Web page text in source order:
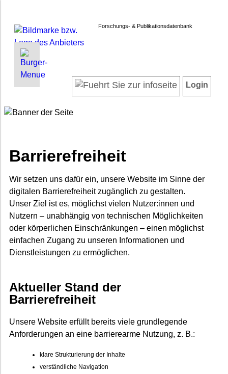
Forschungs- & Publikationsdatenbank
INFORMATIONEN | SUCHEN
Suche in Projekten
Impressum
Datenschutz
Barrierefreiheit
LOGIN
Login
Barrierefreiheit
Wir setzen uns dafür ein, unsere Website im Sinne der
digitalen Barrierefreiheit zugänglich zu gestalten.
Unser Ziel ist es, möglichst vielen Nutzer:innen und
Nutzern – unabhängig von technischen Möglichkeiten
oder körperlichen Einschränkungen – einen möglichst
einfachen Zugang zu unseren Informationen und
Dienstleistungen zu ermöglichen.
Aktueller Stand der
Barrierefreiheit
Unsere Website erfüllt bereits viele grundlegende
Anforderungen an eine barrierearme Nutzung, z. B.:
klare Strukturierung der Inhalte
verständliche Navigation